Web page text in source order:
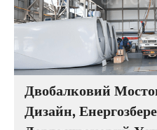
Двобалковий
Дизайн,